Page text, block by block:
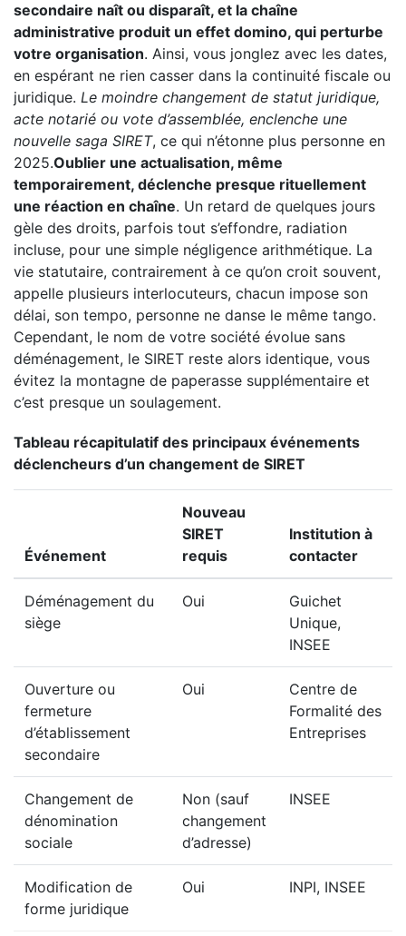
secondaire naît ou disparaît, et la chaîne
administrative produit un effet domino, qui perturbe
votre organisation. Ainsi, vous jonglez avec les dates,
en espérant ne rien casser dans la continuité fiscale ou
juridique. Le moindre changement de statut juridique,
acte notarié ou vote d’assemblée, enclenche une
nouvelle saga SIRET, ce qui n’étonne plus personne en
2025.Oublier une actualisation, même
temporairement, déclenche presque rituellement
une réaction en chaîne. Un retard de quelques jours
gèle des droits, parfois tout s’effondre, radiation
incluse, pour une simple négligence arithmétique. La
vie statutaire, contrairement à ce qu’on croit souvent,
appelle plusieurs interlocuteurs, chacun impose son
délai, son tempo, personne ne danse le même tango.
Cependant, le nom de votre société évolue sans
déménagement, le SIRET reste alors identique, vous
évitez la montagne de paperasse supplémentaire et
c’est presque un soulagement.
Tableau récapitulatif des principaux événements
déclencheurs d’un changement de SIRET
Événement
Nouveau
SIRET
requis
Institution à
contacter
Déménagement du
siège
Oui
Guichet
Unique,
INSEE
Ouverture ou
fermeture
d’établissement
secondaire
Oui
Centre de
Formalité des
Entreprises
Changement de
dénomination
sociale
Non (sauf
changement
d’adresse)
INSEE
Modification de
forme juridique
Oui INPI, INSEE